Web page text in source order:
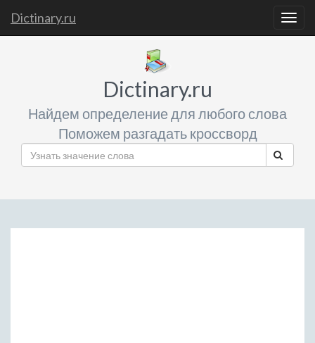
Dictinary.ru
Dictinary.ru
Найдем определение для любого слова
Поможем разгадать кроссворд